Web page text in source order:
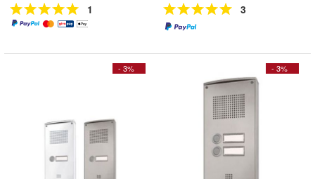
1 3
- 3% - 3%